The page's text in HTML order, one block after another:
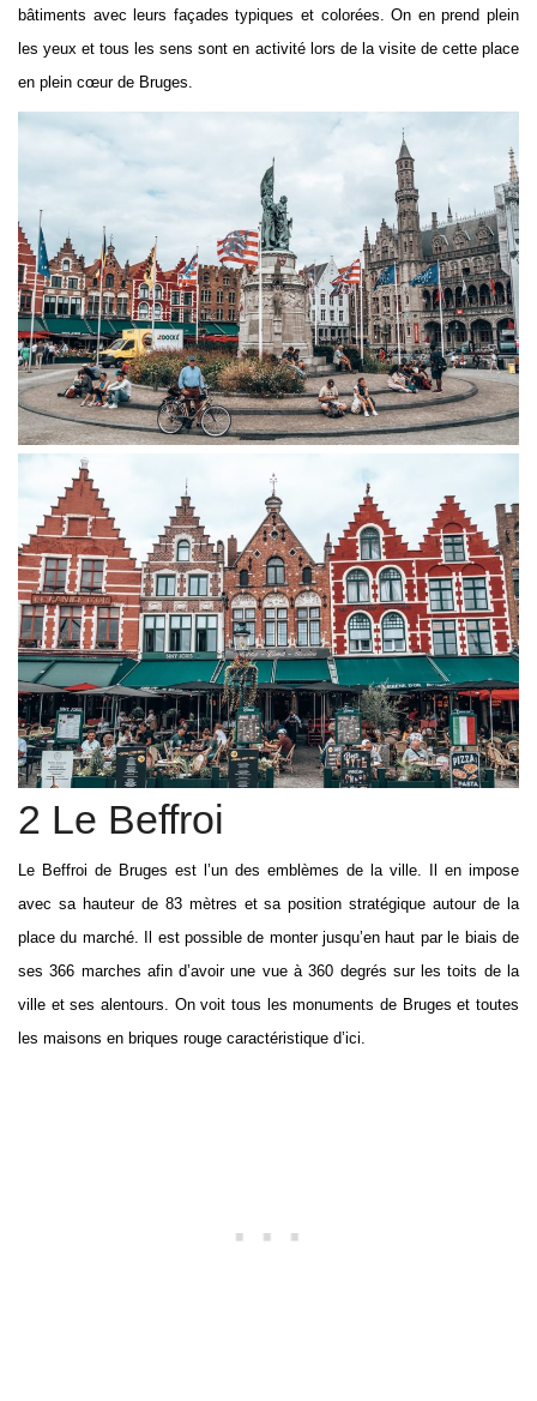
bâtiments avec leurs façades typiques et colorées. On en prend plein
les yeux et tous les sens sont en activité lors de la visite de cette place
en plein cœur de Bruges.
2 Le Beffroi
Le Beffroi de Bruges est l’un des emblèmes de la ville. Il en impose
avec sa hauteur de 83 mètres et sa position stratégique autour de la
place du marché. Il est possible de monter jusqu’en haut par le biais de
ses 366 marches afin d’avoir une vue à 360 degrés sur les toits de la
ville et ses alentours. On voit tous les monuments de Bruges et toutes
les maisons en briques rouge caractéristique d’ici.